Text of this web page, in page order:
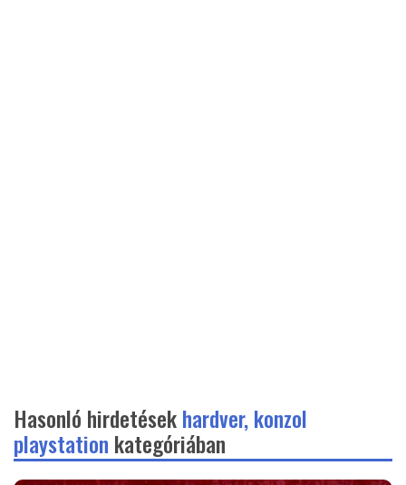
Hasonló hirdetésekhardver, konzol
playstation kategóriában